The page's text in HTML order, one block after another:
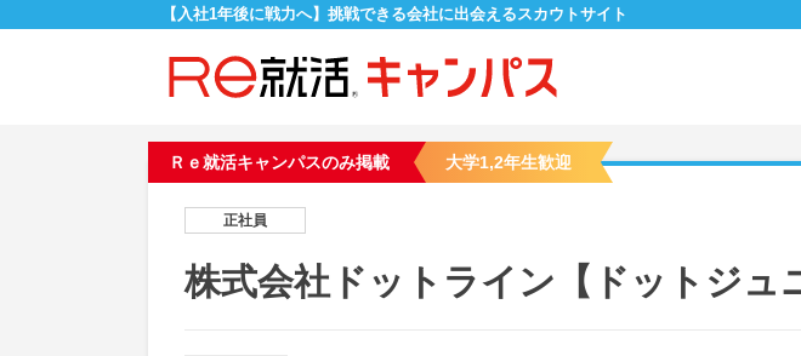
【入社1年後に戦力へ】挑戦できる会社に出会えるスカウトサイト
Ｒｅ就活キャンパスのみ掲載 大学1,2年生歓迎
正社員
株式会社ドットライン【ドットジュ